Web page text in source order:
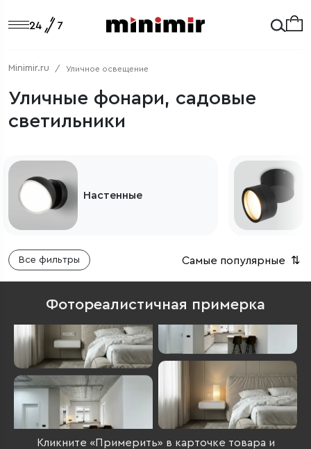
Minimir.ru Уличное освещение
Уличные фонари, садовые
светильники
Потолочные
Все фильтры Самые популярные ⇅
Фотореалистичная примерка
Кликните «Примерить» в карточке товара и